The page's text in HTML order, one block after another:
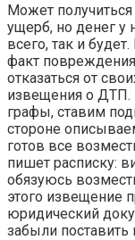
Может получиться
ущерб, но денег у
всего, так и
факт
отказаться от
извещения о ДТП.
графы, ставим
стороне
готов все
пишет расписку:
обязуюсь
этого извещение
юридический
забыли поставить